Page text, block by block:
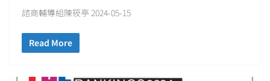
諮商輔導組陳筱亭 2024-05-15
Read More